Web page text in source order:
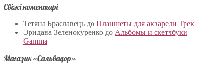
Свіжі коментарі
Тетяна Браславець до Планшеты для акварели Трек
Эридана Зеленокуренко до Альбомы и скетчбуки
Gamma
Магазин «Сальвадор»